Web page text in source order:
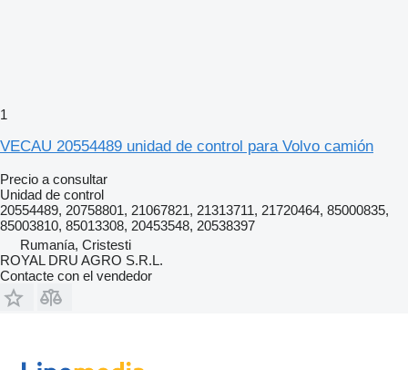
1
VECAU 20554489 unidad de control para Volvo camión
Precio a consultar
Unidad de control
20554489, 20758801, 21067821, 21313711, 21720464, 85000835,
85003810, 85013308, 20453548, 20538397
Rumanía, Cristesti
ROYAL DRU AGRO S.R.L.
Contacte con el vendedor